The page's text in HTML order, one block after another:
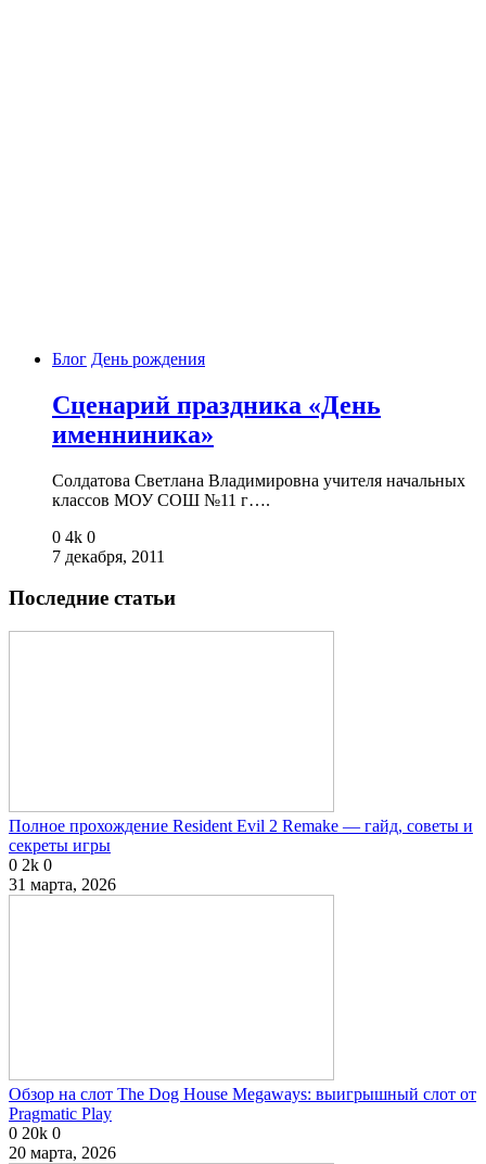
Блог День рождения
Сценарий праздника «День
именниника»
Солдатова Светлана Владимировна учителя начальных
классов МОУ СОШ №11 г….
0 4k 0
7 декабря, 2011
Последние статьи
Полное прохождение Resident Evil 2 Remake — гайд, советы и
секреты игры
0 2k 0
31 марта, 2026
Обзор на слот The Dog House Megaways: выигрышный слот от
Pragmatic Play
0 20k 0
20 марта, 2026